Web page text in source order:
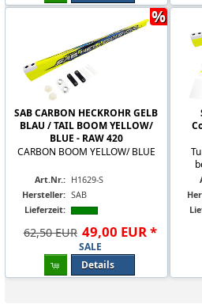
SAB CARBON HECKROHR GELB
BLAU / TAIL BOOM YELLOW/
BLUE - RAW 420
CARBON BOOM YELLOW/ BLUE
Art.Nr.: H1629-S
Hersteller: SAB
Lieferzeit:
62,50 EUR 49,00 EUR*
SALE
Details
%